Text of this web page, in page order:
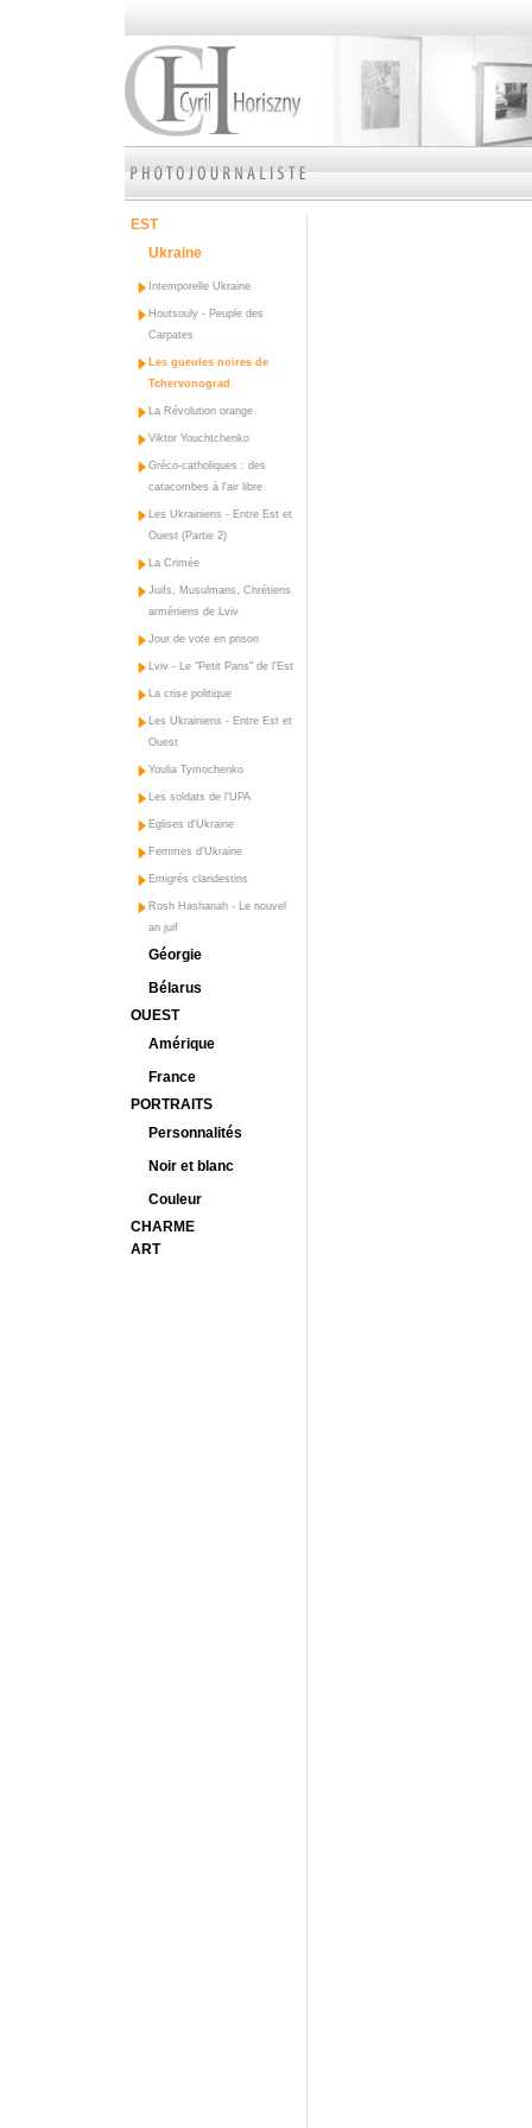
EST
Ukraine
Intemporelle Ukraine
Houtsouly - Peuple des
Carpates
Les gueules noires de
Tchervonograd
La Révolution orange
Viktor Youchtchenko
Gréco-catholiques : des
catacombes à l'air libre
Les Ukrainiens - Entre Est et
Ouest (Partie 2)
La Crimée
Juifs, Musulmans, Chrétiens
arméniens de Lviv
Jour de vote en prison
Lviv - Le "Petit Paris" de l'Est
La crise politique
Les Ukrainiens - Entre Est et
Ouest
Youlia Tymochenko
Les soldats de l'UPA
Eglises d'Ukraine
Femmes d'Ukraine
Emigrés clandestins
Rosh Hashanah - Le nouvel
an juif
Géorgie
Bélarus
OUEST
Amérique
France
PORTRAITS
Personnalités
Noir et blanc
Couleur
CHARME
ART